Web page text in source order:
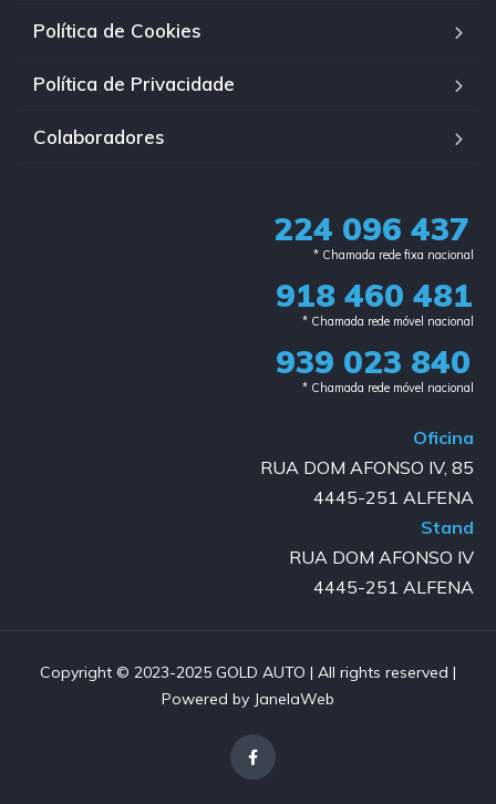
Política de Cookies
Política de Privacidade
Colaboradores
224 096 437
* Chamada rede fixa nacional​
918 460 481
* Chamada rede móvel nacional
939 023 840​
* Chamada rede móvel nacional
Oficina
RUA DOM AFONSO IV, 85
4445-251 ALFENA
Stand
RUA DOM AFONSO IV
4445-251 ALFENA
Copyright © 2023-2025 GOLD AUTO | All rights reserved |
Powered by JanelaWeb